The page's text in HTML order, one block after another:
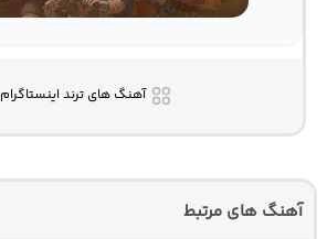
آهنگ های ترند اینستاگرام
آهنگ های مرتبط